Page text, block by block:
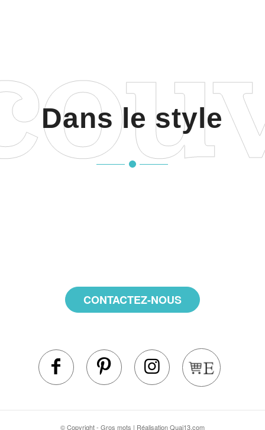
Dans le style
CONTACTEZ-NOUS
© Copyright - Gros mots | RéalisationQuai13.com